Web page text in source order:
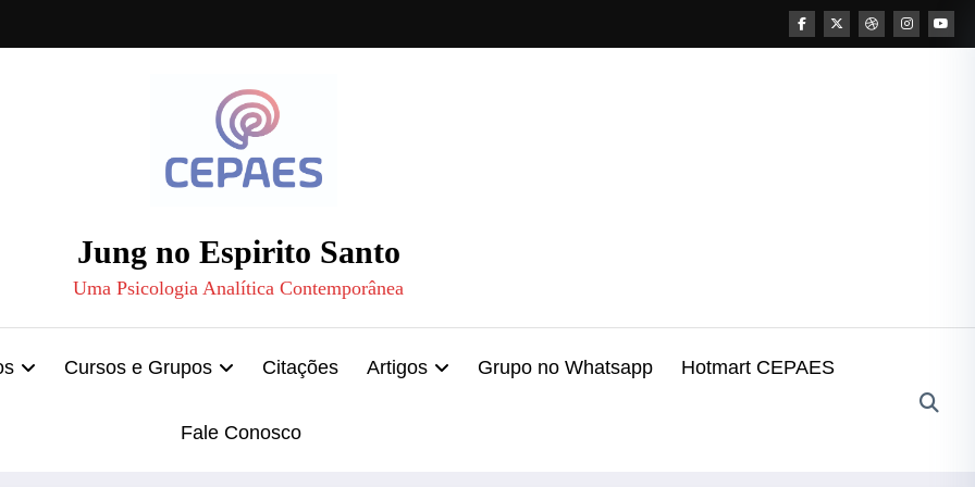
Jung no Espirito Santo
Uma Psicologia Analítica Contemporânea
Cursos e Grupos Citações Artigos Grupo no Whatsapp Hotmart CEPAES
Fale Conosco